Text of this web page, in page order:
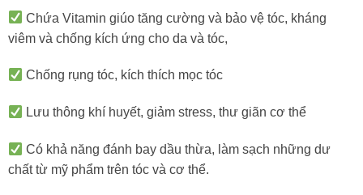
Chứa Vitamin giúo tăng cường và bảo vệ tóc, kháng
viêm và chống kích ứng cho da và tóc,
Chống rụng tóc, kích thích mọc tóc
Lưu thông khí huyết, giảm stress, thư giãn cơ thể
Có khả năng đánh bay dầu thừa, làm sạch những dư
chất từ mỹ phẩm trên tóc và cơ thể.